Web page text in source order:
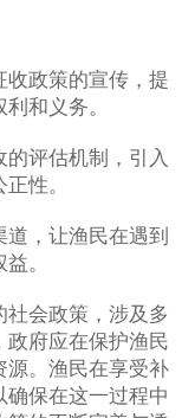
收政策的宣传，提
和义务。
评估机制，引入
性。
，让渔民在遇到
。
会政策，涉及多
府应在保护渔民
源。渔民在享受补
保在这一过程中